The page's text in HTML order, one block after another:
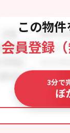
この物件
会員登録（
3分で
ぼ